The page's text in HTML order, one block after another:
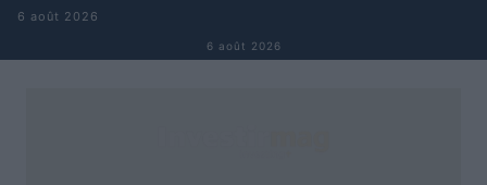
Aller au contenu
6 août 2026
6 août 2026